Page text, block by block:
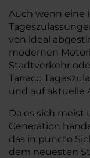
Auch wenn eine
von ideal
modernen
Stadtverkehr
Tarraco
und auf aktuelle
Da es sich meist
Generation
das in puncto
dem neuesten